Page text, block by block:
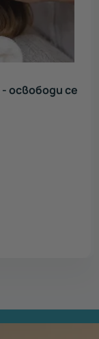
освободи се